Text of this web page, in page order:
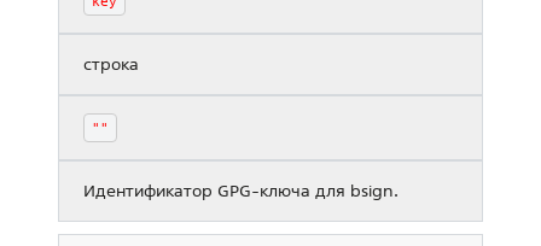
строка
""
Идентификатор GPG-ключа для bsign.